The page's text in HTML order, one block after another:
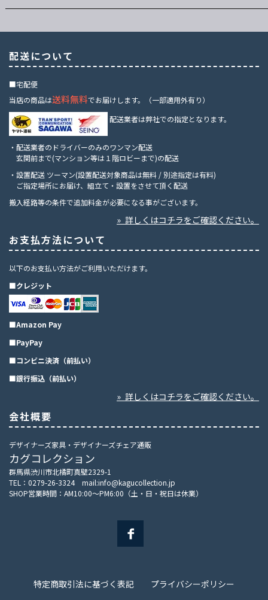
配送について
■宅配便
当店の商品は送料無料でお届けします。（一部適用外有り）
配送業者は弊社での指定となります。
・配送業者のドライバーのみのワンマン配送
玄関前まで(マンション等は１階ロビーまで)の配送
・設置配送 ツーマン(設置配送対象商品は無料 / 別途指定は有料)
ご指定場所にお届け、組立て・設置をさせて頂く配送
搬入経路等の条件で追加料金が必要になる事がございます。
» 詳しくはコチラをご確認ください。
お支払方法について
以下のお支払い方法がご利用いただけます。
■クレジット
■Amazon Pay
■PayPay
■コンビニ決済（前払い）
■銀行振込（前払い）
» 詳しくはコチラをご確認ください。
会社概要
デザイナーズ家具・デザイナーズチェア通販
カグコレクション
群馬県渋川市北橘町真壁2329-1
TEL：0279-26-3324 mail:info@kagucollection.jp
SHOP営業時間：AM10:00～PM6:00（土・日・祝日は休業）
特定商取引法に基づく表記 プライバシーポリシー